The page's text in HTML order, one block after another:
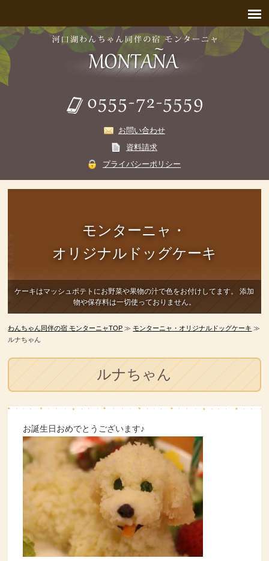
お問い合わせ
資料請求
プライバシーポリシー
モンターニャ・
オリジナルドッグケーキ
ケーキはマッシュポテトにお野菜や果物の汁で色をお付けしてます。
添加
物や保存料は一切使っておりません。
わんちゃん同伴の宿 モンターニャTOP ≫モンターニャ・オリジナルドッグケーキ ≫
ルナちゃん
ルナちゃん
お誕生日おめでとうございます♪